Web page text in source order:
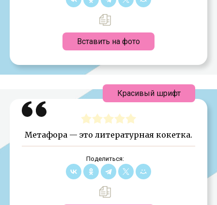
Вставить на фото
Метафора — это литературная кокетка.
Поделиться:
Красивый шрифт